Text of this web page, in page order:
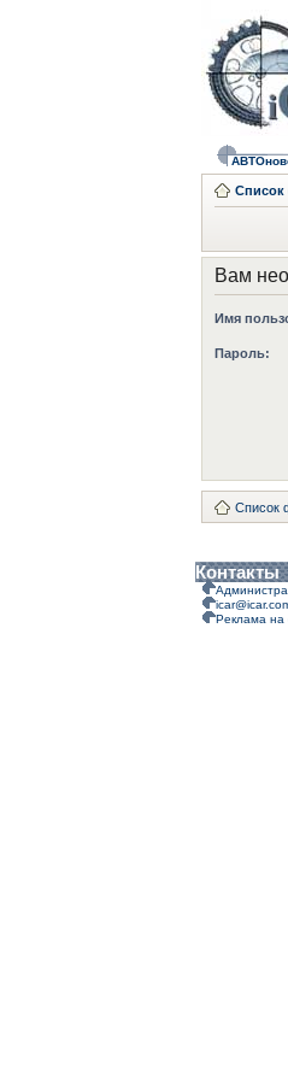
Вам
Имя
Пароль:
Список
Контакты
Реклама на